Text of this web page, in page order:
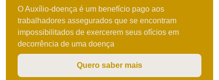
O Auxílio-doença é um benefício pago aos
trabalhadores assegurados que se encontram
impossibilitados de exercerem seus ofícios em
decorrência de uma doença
Quero saber mais